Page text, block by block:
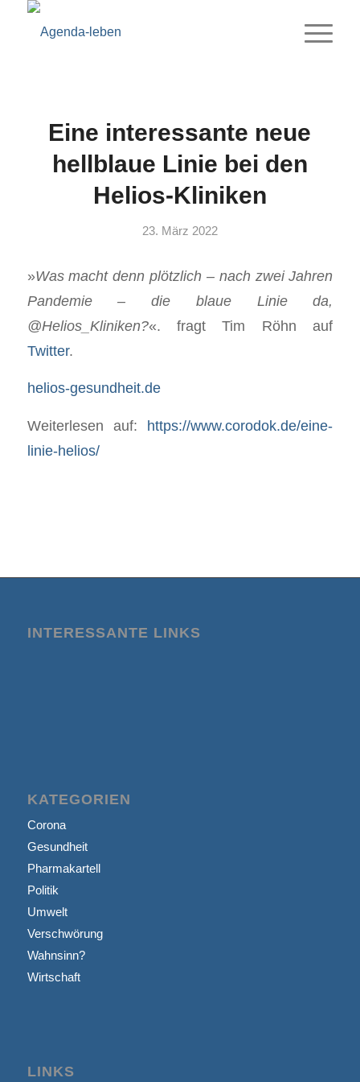
Eine interessante neue
hellblaue Linie bei den
Helios-Kliniken
23. März 2022
»Was macht denn plötzlich – nach zwei Jahren
Pandemie – die blaue Linie da,
@Helios_Kliniken?«. fragt Tim Röhn auf
Twitter.
helios-gesundheit.de
Weiterlesen auf: https://www.corodok.de/eine-
linie-helios/
INTERESSANTE LINKS
KATEGORIEN
Corona
Gesundheit
Pharmakartell
Politik
Umwelt
Verschwörung
Wahnsinn?
Wirtschaft
LINKS